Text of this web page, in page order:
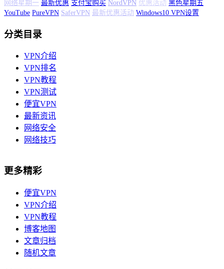
网络星期一 最新优惠 支付宝购买 NordVPN 优惠活动 黑色星期五
YouTube PureVPN SaferVPN 最新优惠活动 Windows10 VPN设置
分类目录
VPN介绍
VPN排名
VPN教程
VPN测试
便宜VPN
最新资讯
网络安全
网络技巧
更多精彩
便宜VPN
VPN介绍
VPN教程
博客地图
文章归档
随机文章